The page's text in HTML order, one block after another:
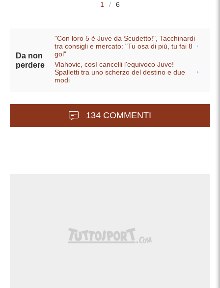
1 / 6
Da non
perdere
"Con loro 5 è Juve da Scudetto!", Tacchinardi
tra consigli e mercato: "Tu osa di più, tu fai 8
gol"
Vlahovic, così cancelli l'equivoco Juve!
Spalletti tra uno scherzo del destino e due
modi
134 COMMENTI